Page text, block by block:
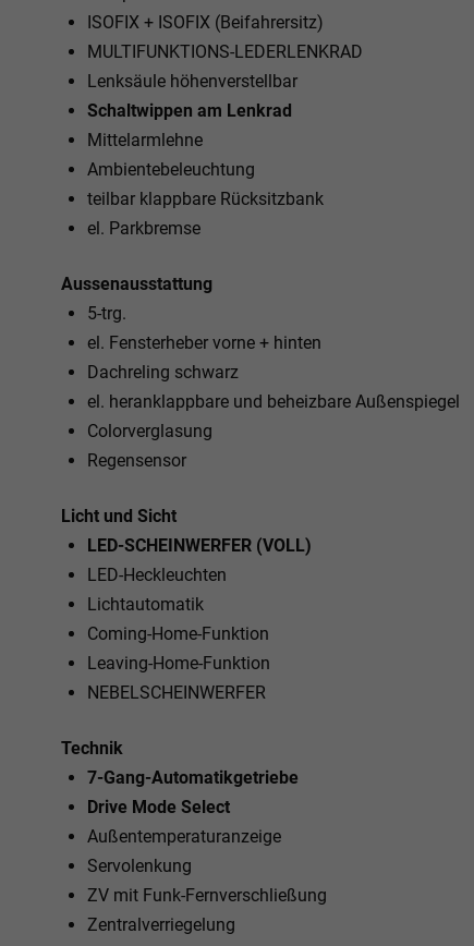
ISOFIX + ISOFIX (Beifahrersitz)
MULTIFUNKTIONS-LEDERLENKRAD
Lenksäule höhenverstellbar
Schaltwippen am Lenkrad
Mittelarmlehne
Ambientebeleuchtung
teilbar klappbare Rücksitzbank
el. Parkbremse
Aussenausstattung
5-trg.
el. Fensterheber vorne + hinten
Dachreling schwarz
el. heranklappbare und beheizbare Außenspiegel
Colorverglasung
Regensensor
Licht und Sicht
LED-SCHEINWERFER (VOLL)
LED-Heckleuchten
Lichtautomatik
Coming-Home-Funktion
Leaving-Home-Funktion
NEBELSCHEINWERFER
Technik
7-Gang-Automatikgetriebe
Drive Mode Select
Außentemperaturanzeige
Servolenkung
ZV mit Funk-Fernverschließung
Zentralverriegelung